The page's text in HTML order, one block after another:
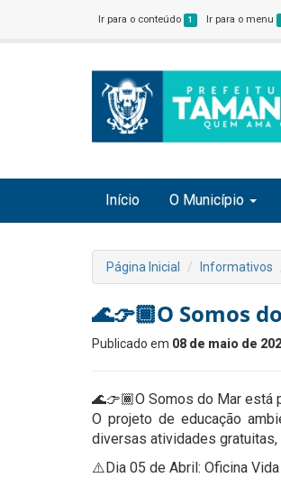
Ir para o conteúdo 1 Ir para o menu
Início O Município
Página Inicial Informativos
🌊👉🏾O Somos
Publicado em 08 de maio de
🌊👉🏾O Somos do Mar está
O projeto de educação
diversas atividades
⚠️Dia 05 de Abril: Oficina